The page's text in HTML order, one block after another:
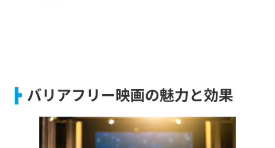
バリアフリー映画の魅力と効果